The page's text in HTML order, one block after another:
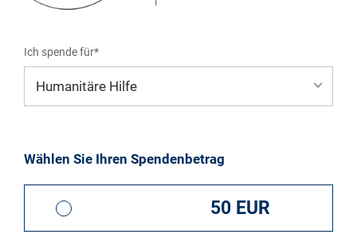
Ich spende für*
Wählen Sie Ihren Spendenbetrag
50 EUR